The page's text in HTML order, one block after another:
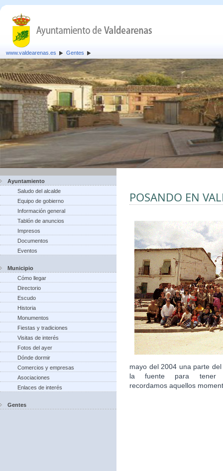
www.valdearenas.es Gentes
Ayuntamiento
Saludo del alcalde
Equipo de gobierno
Información general
Tablón de anuncios
Impresos
Documentos
Eventos
Municipio
Cómo llegar
Directorio
Escudo
Historia
Monumentos
Fiestas y tradiciones
Visitas de interés
Fotos del ayer
Dónde dormir
Comercios y empresas
Asociaciones
Enlaces de interés
Gentes
POSANDO EN
mayo del 2004 una parte
la fuente para tener
recordamos aquellos